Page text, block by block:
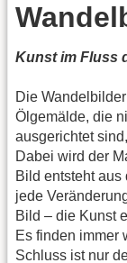
Kunst im Fluss
Die
Ölgemälde, die
ausgerichtet
Dabei wird der
Bild entsteht aus
jede
Bild – die Kunst
Es finden immer
Schluss ist nur